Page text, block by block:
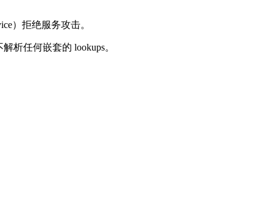
）拒绝服务攻击。
析任何嵌套的 lookups。